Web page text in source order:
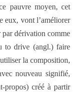
pauvre moyen, cet
eux, vont l’améliorer
dérivation comme
to drive (angl.) faire
la composition,
nouveau signifié,
propos) créé à partir